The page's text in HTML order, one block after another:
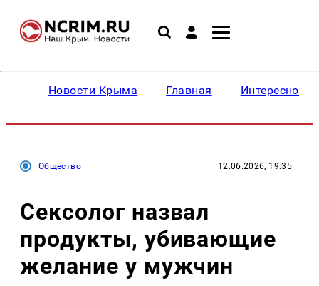
Новости Крыма Главная Интересное
Общество 12.06.2026, 19:35
Сексолог назвал
продукты, убивающие
желание у мужчин